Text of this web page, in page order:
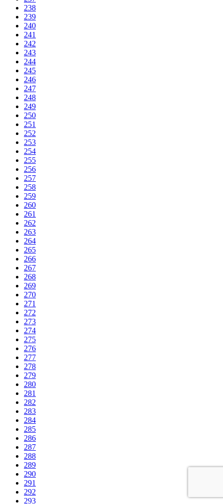
238
239
240
241
242
243
244
245
246
247
248
249
250
251
252
253
254
255
256
257
258
259
260
261
262
263
264
265
266
267
268
269
270
271
272
273
274
275
276
277
278
279
280
281
282
283
284
285
286
287
288
289
290
291
292
293